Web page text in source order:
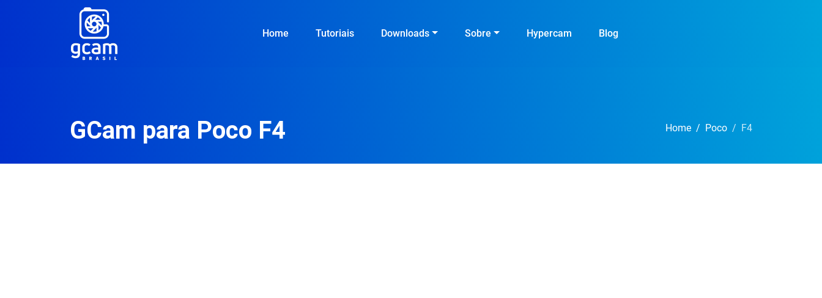
Home Tutoriais Downloads Sobre Hypercam Blog
GCam para Poco F4 Home Poco F4